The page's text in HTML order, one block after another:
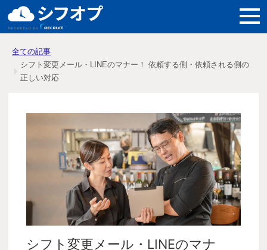
導入メリット
導入事例
よくある質問
全ての記事
シフト変更メール・LINEのマナー！ 依頼する側・依頼される側の
正しい対応
シフト変更メール・LINEのマナ